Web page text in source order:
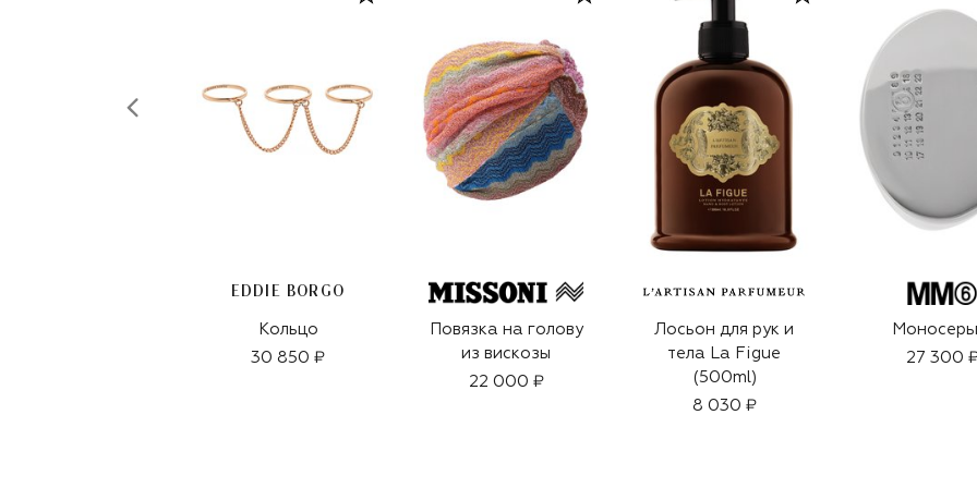
EDDIE BORGO
Кольцо
30 850 ₽
Повязка на голову
из вискозы
22 000 ₽
Лосьон для рук и
тела La Figue
(500ml)
8 030 ₽
27 300